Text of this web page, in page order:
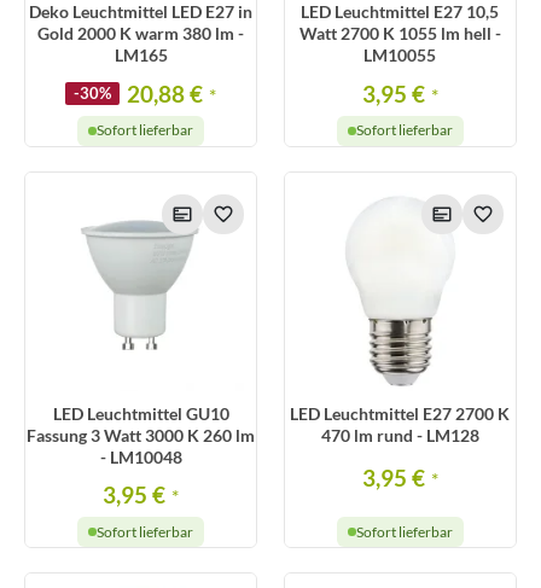
Deko Leuchtmittel LED E27 in
Gold 2000 K warm 380 lm -
LM165
-30% 20,88 € *
Sofort lieferbar
LED Leuchtmittel E27 10,5
Watt 2700 K 1055 lm hell -
LM10055
3,95 € *
Sofort lieferbar
LED Leuchtmittel GU10
Fassung 3 Watt 3000 K 260 lm
- LM10048
3,95 € *
Sofort lieferbar
LED Leuchtmittel E27 2700 K
470 lm rund - LM128
3,95 € *
Sofort lieferbar